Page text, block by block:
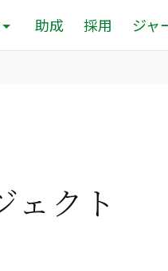
助成 採用 ジャ
ェクト